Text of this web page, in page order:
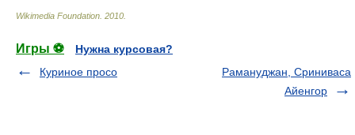
Wikimedia Foundation 2010
Игры ⚽
Нужна курсовая?
Куриное просо
Рамануджан, Сриниваса
Айенгор